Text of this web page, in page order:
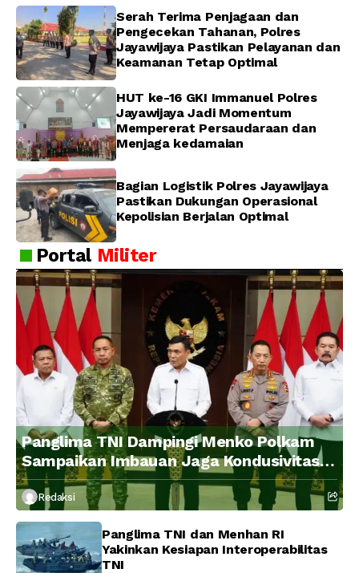
Serah Terima Penjagaan dan
Pengecekan Tahanan, Polres
Jayawijaya Pastikan Pelayanan dan
Keamanan Tetap Optimal
HUT ke-16 GKI Immanuel Polres
Jayawijaya Jadi Momentum
Mempererat Persaudaraan dan
Menjaga kedamaian
Bagian Logistik Polres Jayawijaya
Pastikan Dukungan Operasional
Kepolisian Berjalan Optimal
Portal Militer
Panglima TNI Dampingi Menko Polkam
Sampaikan Imbauan Jaga Kondusivitas
Bangsa
Redaksi
Panglima TNI dan Menhan RI
Yakinkan Kesiapan Interoperabilitas
TNI